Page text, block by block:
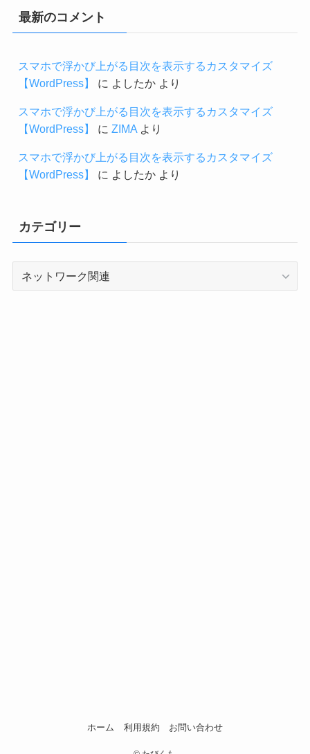
最新のコメント
スマホで浮かび上がる目次を表示するカスタマイズ
【WordPress】
に よしたかより
スマホで浮かび上がる目次を表示するカスタマイズ
【WordPress】
に ZIMAより
スマホで浮かび上がる目次を表示するカスタマイズ
【WordPress】
に よしたかより
カテゴリー
ホーム 利用規約 お問い合わせ